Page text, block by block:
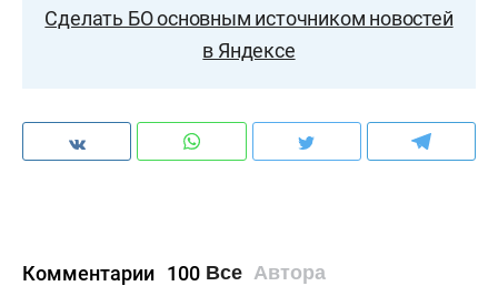
Сделать БО основным источником новостей
в Яндексе
Комментарии 100 Все Автора